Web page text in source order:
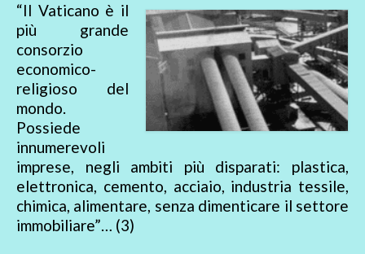
“Il Vaticano è il
più grande
consorzio
economico-
religioso del
mondo.
Possiede
innumerevoli
imprese, negli ambiti più disparati: plastica,
elettronica, cemento, acciaio, industria tessile,
chimica, alimentare, senza dimenticare il settore
immobiliare”… (3)